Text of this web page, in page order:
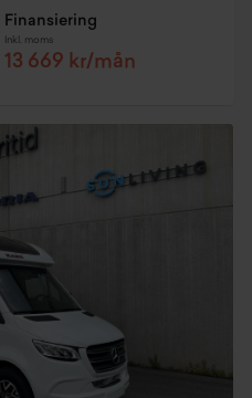
Finansiering
Inkl. moms
13 669 kr/mån